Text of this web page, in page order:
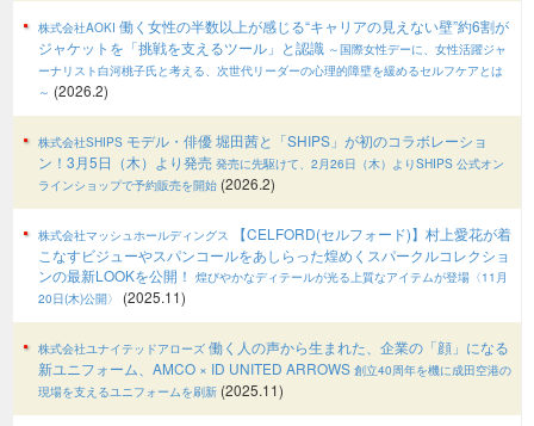
株式会社AOKI 働く女性の半数以上が感じる“キャリアの見えない壁”約6割が
ジャケットを「挑戦を支えるツール」と認識 ～国際女性デーに、女性活躍ジャ
ーナリスト白河桃子氏と考える、次世代リーダーの心理的障壁を緩めるセルフケアとは
～ (2026.2)
株式会社SHIPS モデル・俳優 堀田茜と「SHIPS」が初のコラボレーショ
ン！3月5日（木）より発売 発売に先駆けて、2月26日（木）よりSHIPS 公式オン
ラインショップで予約販売を開始 (2026.2)
株式会社マッシュホールディングス
【CELFORD(セルフォード)】村上愛花が着
こなすビジューやスパンコールをあしらった煌めくスパークルコレクショ
ンの最新LOOKを公開！ 煌びやかなディテールが光る上質なアイテムが登場〈11月
20日(木)公開〉
(2025.11)
株式会社ユナイテッドアローズ 働く人の声から生まれた、企業の「顔」になる
新ユニフォーム、AMCO × ID UNITED ARROWS 創立40周年を機に成田空港の
現場を支えるユニフォームを刷新 (2025.11)